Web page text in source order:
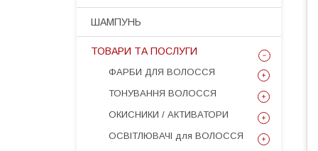
ШАМПУНЬ
ТОВАРИ ТА ПОСЛУГИ
ФАРБИ ДЛЯ ВОЛОССЯ
ТОНУВАННЯ ВОЛОССЯ
ОКИСНИКИ / АКТИВАТОРИ
ОСВІТЛЮВАЧІ для ВОЛОССЯ